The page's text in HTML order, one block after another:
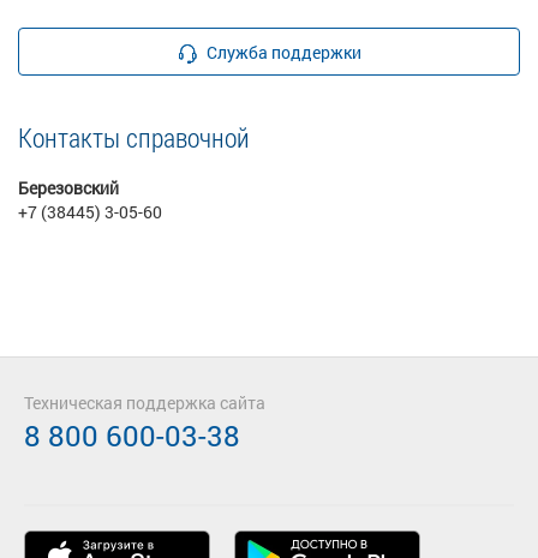
Служба поддержки
Контакты справочной
Березовский
+7 (38445) 3-05-60
Техническая поддержка сайта
8 800 600-03-38